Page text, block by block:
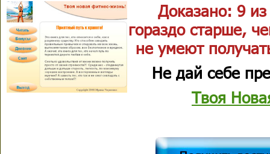
Доказано: 9
гораздо старше,
не умеют
Не дай себе
Твоя